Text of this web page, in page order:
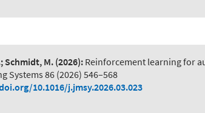
Schmidt, M. (2026): Reinforcement learning for
Systems 86 (2026) 546–568
10.1016/j.jmsy.2026.03.023